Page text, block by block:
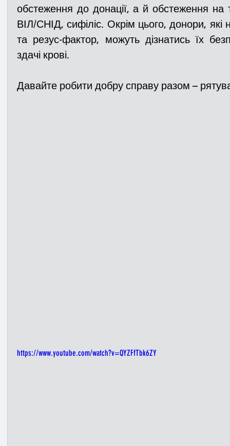
обстеження до донації, а й обстеження на
ВІЛ/СНІД, сифіліс. Окрім цього, донори, які
та резус-фактор, можуть дізнатись їх
здачі крові.
Давайте робити добру справу разом –
https://www.youtube.com/watch?v=QYZFfTbk6ZY